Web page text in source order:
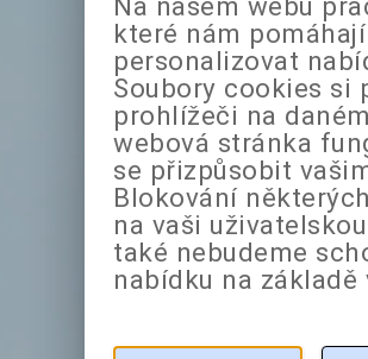
které nám
personalizovat
Soubory cookies si
prohlížeči na
webová stránka
se přizpůsobit
Blokování
na vaši
také nebudeme
nabídku na